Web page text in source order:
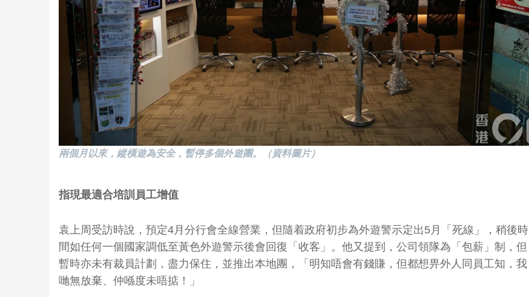
兩個月以來，縱橫遊為安全，暫停多個外遊團。（資料圖片）
指現最適合培訓員工增值
袁上周受訪時說，預定4月分行會全線營業，但隨着政府初步為外遊警示定出5月「死線」，稍後時
間如任何一個國家調低至黃色外遊警示後會回復「收客」。他又提到，公司領隊為「包薪」制，但
暫時亦未有裁員計劃，盡力保住，並推出本地團，「明知唔會有錢賺，但都想畀外人同員工知，我
哋無放棄、仲喺度未唔掂！」